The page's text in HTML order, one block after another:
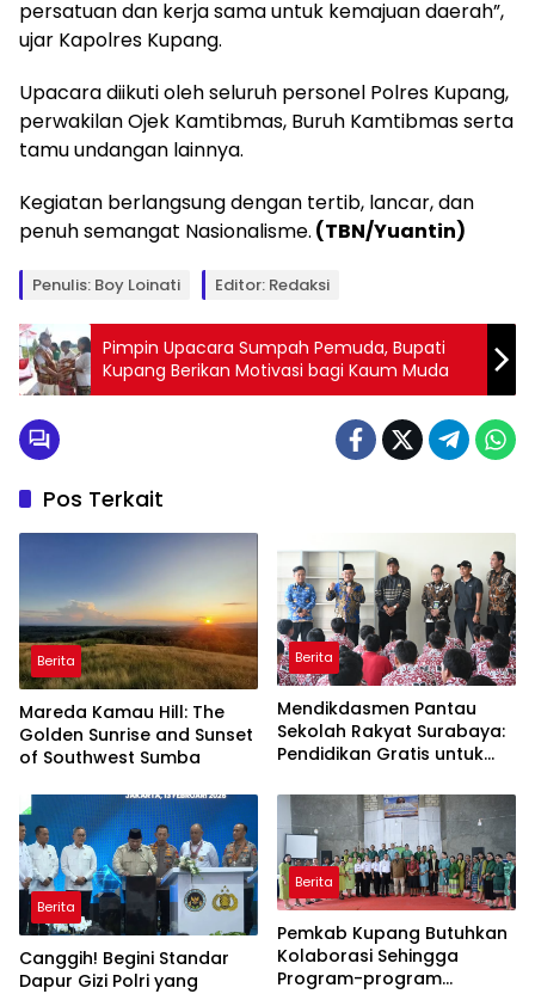
persatuan dan kerja sama untuk kemajuan daerah”,
ujar Kapolres Kupang.
Upacara diikuti oleh seluruh personel Polres Kupang,
perwakilan Ojek Kamtibmas, Buruh Kamtibmas serta
tamu undangan lainnya.
Kegiatan berlangsung dengan tertib, lancar, dan
penuh semangat Nasionalisme. (TBN/Yuantin)
Penulis: Boy Loinati Editor: Redaksi
Pimpin Upacara Sumpah Pemuda, Bupati
Kupang Berikan Motivasi bagi Kaum Muda
Pos Terkait
Berita
Mareda Kamau Hill: The
Golden Sunrise and Sunset
of Southwest Sumba
Berita
Mendikdasmen Pantau
Sekolah Rakyat Surabaya:
Pendidikan Gratis untuk
Berita
Canggih! Begini Standar
Dapur Gizi Polri yang
Berita
Pemkab Kupang Butuhkan
Kolaborasi Sehingga
Program-program